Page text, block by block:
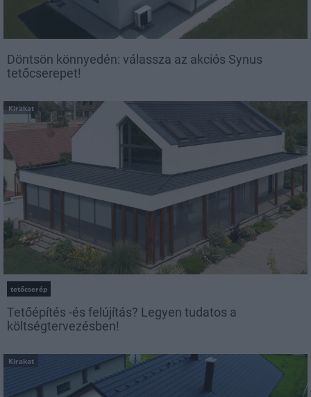
Döntsön könnyedén: válassza az akciós Synus
tetőcserepet!
Kirakat
tetőcserép
Tetőépítés -és felújítás? Legyen tudatos a
költségtervezésben!
Kirakat